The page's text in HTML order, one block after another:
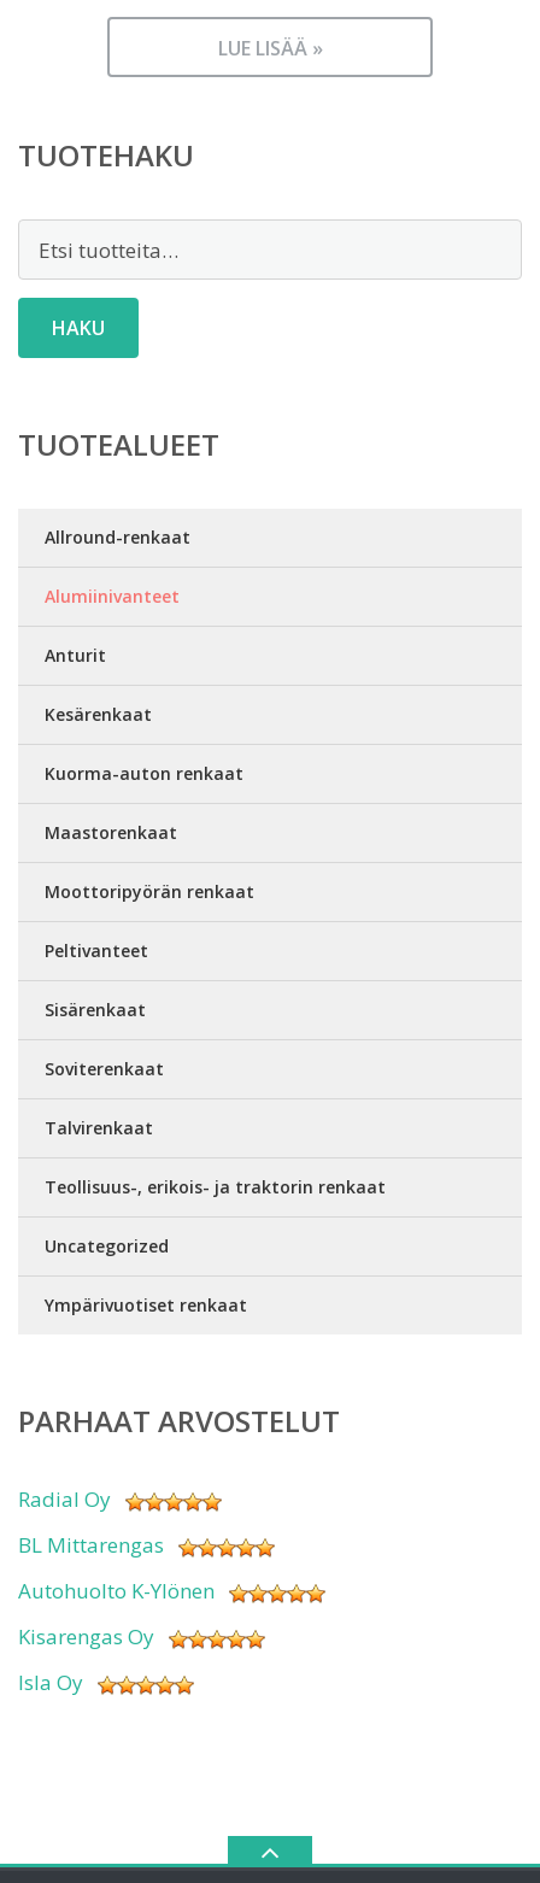
LUE LISÄÄ »
TUOTEHAKU
HAKU
TUOTEALUEET
Allround-renkaat
Alumiinivanteet
Anturit
Kesärenkaat
Kuorma-auton renkaat
Maastorenkaat
Moottoripyörän renkaat
Peltivanteet
Sisärenkaat
Soviterenkaat
Talvirenkaat
Teollisuus-, erikois- ja traktorin renkaat
Uncategorized
Ympärivuotiset renkaat
PARHAAT ARVOSTELUT
Radial Oy
BL Mittarengas
Autohuolto K-Ylönen
Kisarengas Oy
Isla Oy